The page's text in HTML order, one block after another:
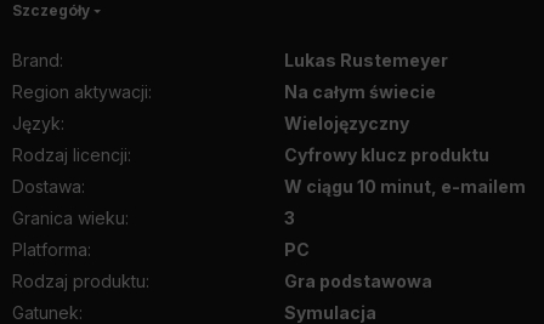
Szczegóły
Brand:
Lukas Rustemeyer
Region aktywacji:
Na całym świecie
Język:
Wielojęzyczny
Rodzaj licencji:
Cyfrowy klucz produktu
Dostawa:
W ciągu 10 minut, e-mailem
Granica wieku:
3
Platforma:
PC
Rodzaj produktu:
Gra podstawowa
Gatunek: Symulacja